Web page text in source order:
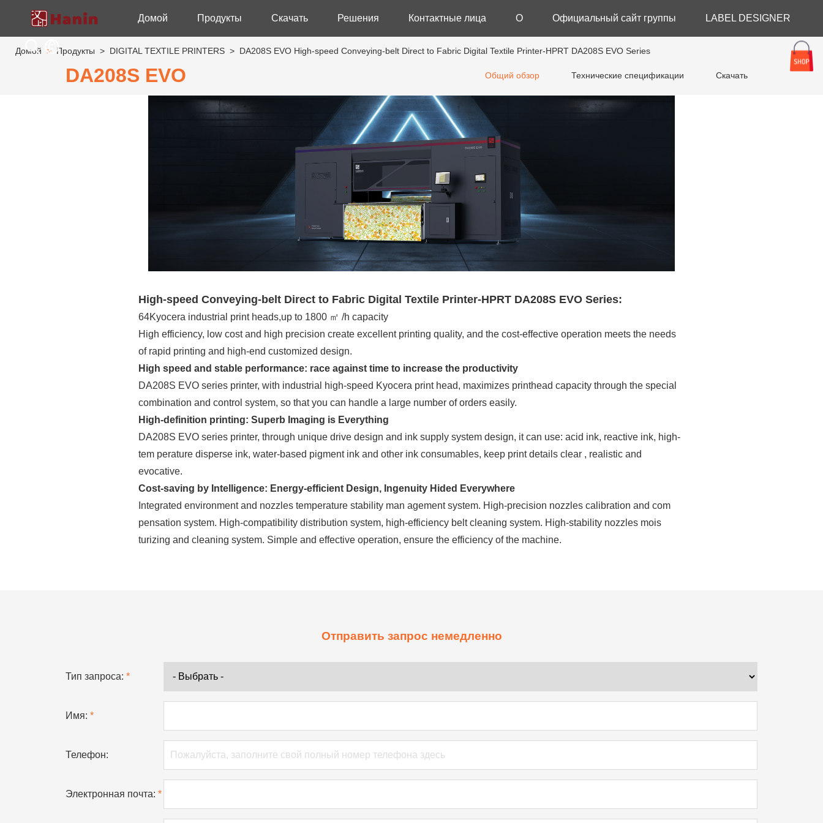
Домой Продукты Скачать
Скачать
SCANNER UTILITY
Решения
Логистика
OEM/ODM Solution
By Application
Thermal Receipt Printer Additive Manufacturing
E-commerce Packaging
Portable A4 Printer Instant Camera
Photo Booth Printer
Контактные лица
Контактные лица
О
О компании HPRT
Выставки
Сообщение
Блог
Официальный сайт группы LABEL DESIGNER
Домой > Продукты > DIGITAL TEXTILE PRINTERS > DA208S EVO High-speed Conveying-belt Direct to Fabric Digital Textile Printer-HPRT DA208S EVO Series
DA208S EVO Общий обзор Технические спецификации Скачать
High-speed Conveying-belt Direct to Fabric Digital Textile Printer-HPRT DA208S EVO Series:
64Kyocera industrial print heads,up to 1800 ㎡ /h capacity
High efficiency, low cost and high precision create excellent printing quality, and the cost-effective operation meets the needs
of rapid printing and high-end customized design.
High speed and stable performance: race against time to increase the productivity
DA208S EVO series printer, with industrial high-speed Kyocera print head, maximizes printhead capacity through the special
combination and control system, so that you can handle a large number of orders easily.
High-definition printing: Superb Imaging is Everything
DA208S EVO series printer, through unique drive design and ink supply system design, it can use: acid ink, reactive ink, high-
tem perature disperse ink, water-based pigment ink and other ink consumables, keep print details clear , realistic and
evocative.
Cost-saving by Intelligence: Energy-efficient Design, Ingenuity Hided Everywhere
Integrated environment and nozzles temperature stability man agement system. High-precision nozzles calibration and com
pensation system. High-compatibility distribution system, high-efficiency belt cleaning system. High-stability nozzles mois
turizing and cleaning system. Simple and effective operation, ensure the efficiency of the machine.
Отправить запрос немедленно
Тип запроса: *
Имя: *
Телефон:
Электронная почта: *